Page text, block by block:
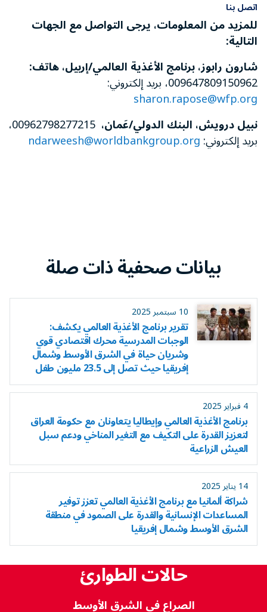
اتصل بنا
للمزيد من المعلومات، يرجى التواصل مع الجهات
التالية:
شارون رابوز، برنامج الأغذية العالمي/إربيل، هاتف:
009647809150962، بريد إلكتروني:
sharon.rapose@wfp.org
نبيل درويش، البنك الدولي/عَمان، 00962798277215،
بريد إلكتروني:ndarweesh@worldbankgroup.org
بيانات صحفية ذات صلة
10 سبتمبر 2025
تقرير برنامج الأغذية العالمي يكشف:
الوجبات المدرسية محرك اقتصادي قوي
وشريان حياة في الشرق الأوسط وشمال
إفريقيا حيث تصل إلى 23.5 مليون طفل
4 فبراير 2025
برنامج الأغذية العالمي وإيطاليا يتعاونان مع حكومة العراق
لتعزيز القدرة على التكيف مع التغير المناخي ودعم سبل
العيش الزراعية
14 يناير 2025
شراكة ألمانيا مع برنامج الأغذية العالمي تعزز توفير
المساعدات الإنسانية والقدرة على الصمود في منطقة
الشرق الأوسط وشمال إفريقيا
حالات الطوارئ
الصراع في الشرق الأوسط